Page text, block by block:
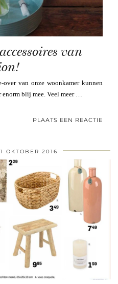
van
over van onze woonkamer kunnen
blij mee. Veel meer …
PLAATS EEN REACTIE
OKTOBER 2016